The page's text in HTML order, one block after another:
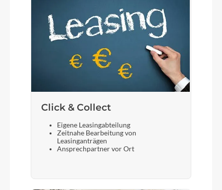
Click & Collect
Eigene Leasingabteilung
Zeitnahe Bearbeitung von
Leasinganträgen
Ansprechpartner vor Ort